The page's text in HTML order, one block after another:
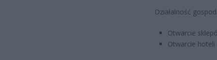
Działalność
Otwarcie
Otwarcie